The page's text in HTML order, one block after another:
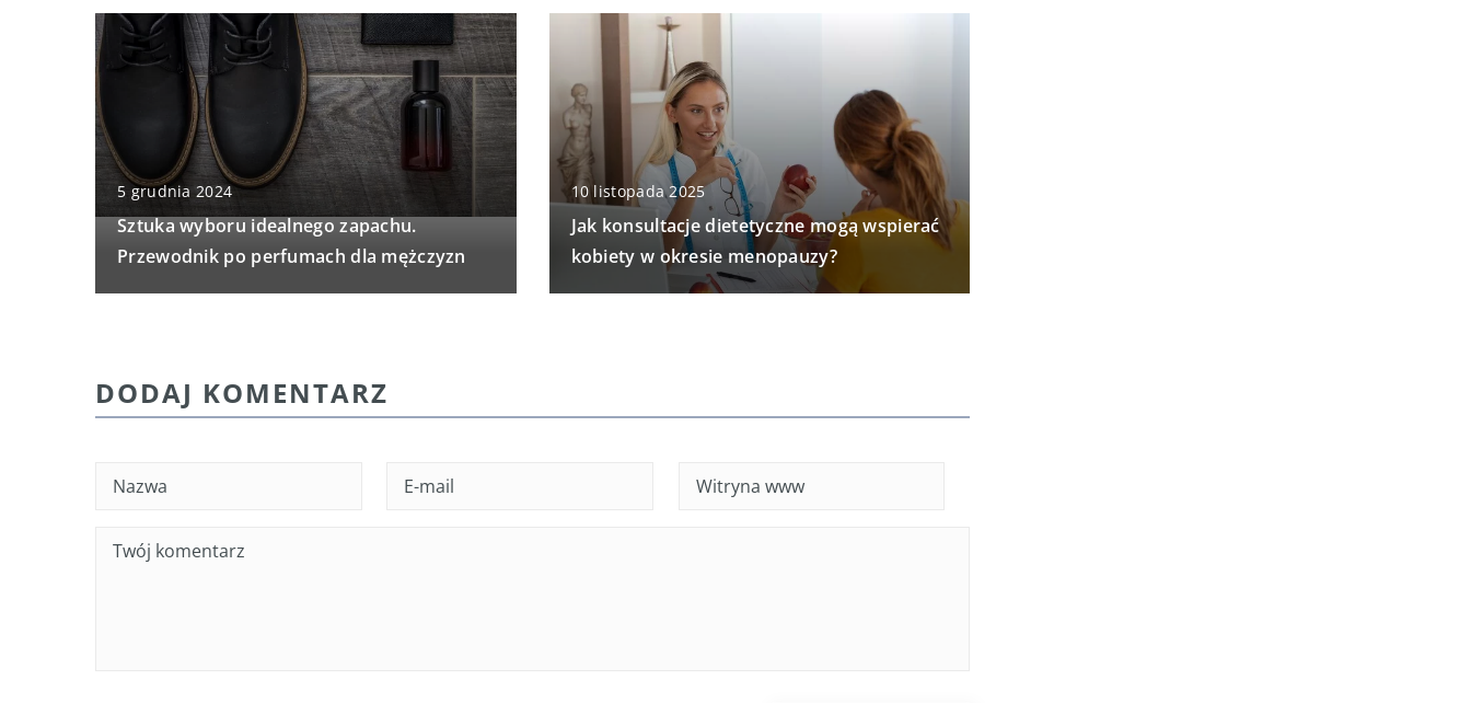
5 grudnia 2024
Sztuka wyboru idealnego zapachu.
Przewodnik po perfumach dla mężczyzn
10 listopada 2025
Jak konsultacje dietetyczne mogą wspierać
kobiety w okresie menopauzy?
DODAJ KOMENTARZ